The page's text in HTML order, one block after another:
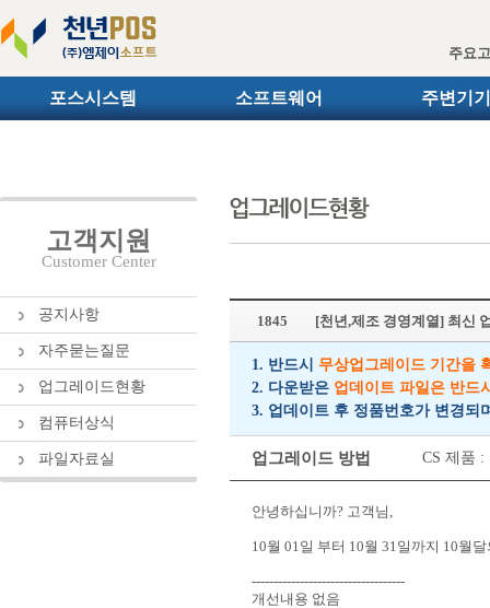
주요
포스시스템 소프트웨어 주변기기
고객지원
Customer Center
공지사항
자주묻는질문
업그레이드현황
컴퓨터상식
파일자료실
1845 [천년,제조 경영계열] 최신
1. 반드시 무상업그레이드 기간을
2. 다운받은 업데이트 파일은 반드
3. 업데이트 후 정품번호가 변경되
업그레이드 방법 CS 제품
안녕하십니까? 고객님,
10월 01일 부터 10월 31일까지 10월
-----------------------------------
개선내용 없음